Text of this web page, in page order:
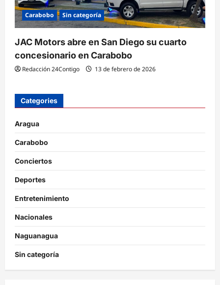
Carabobo Sin categoría
JAC Motors abre en San Diego su cuarto
concesionario en Carabobo
Redacción 24Contigo 13 de febrero de 2026
Categories
Aragua
Carabobo
Conciertos
Deportes
Entretenimiento
Nacionales
Naguanagua
Sin categoría